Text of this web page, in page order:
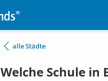
alle Städte
Welche Schule in